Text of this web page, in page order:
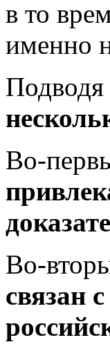
в то
именно
Во-
Во-
связан